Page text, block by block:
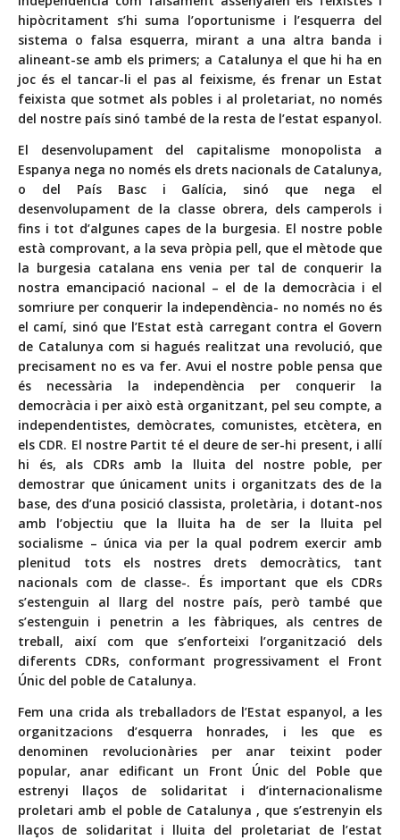
hipòcritament s’hi suma l’oportunisme i l’esquerra del
sistema o falsa esquerra, mirant a una altra banda i
alineant-se amb els primers; a Catalunya el que hi ha en
joc és el tancar-li el pas al feixisme, és frenar un Estat
feixista que sotmet als pobles i al proletariat, no només
del nostre país sinó també de la resta de l’estat espanyol.
El desenvolupament del capitalisme monopolista a
Espanya nega no només els drets nacionals de Catalunya,
o del País Basc i Galícia, sinó que nega el
desenvolupament de la classe obrera, dels camperols i
fins i tot d’algunes capes de la burgesia. El nostre poble
està comprovant, a la seva pròpia pell, que el mètode que
la burgesia catalana ens venia per tal de conquerir la
nostra emancipació nacional – el de la democràcia i el
somriure per conquerir la independència- no només no és
el camí, sinó que l’Estat està carregant contra el Govern
de Catalunya com si hagués realitzat una revolució, que
precisament no es va fer. Avui el nostre poble pensa que
és necessària la independència per conquerir la
democràcia i per això està organitzant, pel seu compte, a
independentistes, demòcrates, comunistes, etcètera, en
els CDR. El nostre Partit té el deure de ser-hi present, i allí
hi és, als CDRs amb la lluita del nostre poble, per
demostrar que únicament units i organitzats des de la
base, des d’una posició classista, proletària, i dotant-nos
amb l’objectiu que la lluita ha de ser la lluita pel
socialisme – única via per la qual podrem exercir amb
plenitud tots els nostres drets democràtics, tant
nacionals com de classe-. És important que els CDRs
s’estenguin al llarg del nostre país, però també que
s’estenguin i penetrin a les fàbriques, als centres de
treball, així com que s’enforteixi l’organització dels
diferents CDRs, conformant progressivament el Front
Únic del poble de Catalunya.
Fem una crida als treballadors de l’Estat espanyol, a les
organitzacions d’esquerra honrades, i les que es
denominen revolucionàries per anar teixint poder
popular, anar edificant un Front Únic del Poble que
estrenyi llaços de solidaritat i d’internacionalisme
proletari amb el poble de Catalunya , que s’estrenyin els
llaços de solidaritat i lluita del proletariat de l’estat